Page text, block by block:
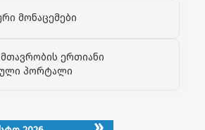
მონაცემები
ერთიანი
პორტალი